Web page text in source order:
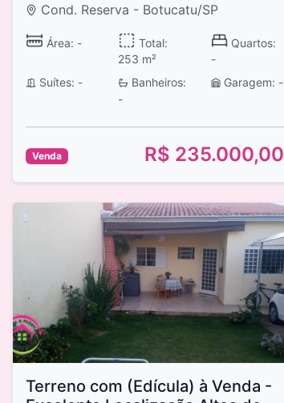
Cond. Reserva - Botucatu/SP
Área: -
Total:
253 m²
Quartos:
-
Suítes: -
Banheiros:
-
Garagem: -
Venda R$ 235.000,00
Terreno com (Edícula) à Venda -